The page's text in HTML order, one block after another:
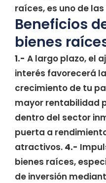
raíces, es uno de
Beneficios
bienes
1.- A largo plazo, el
interés favorecerá
crecimiento de tu
mayor rentabilidad
dentro del sector
puerta a
atractivos. 4.-
bienes raíces,
de inversión